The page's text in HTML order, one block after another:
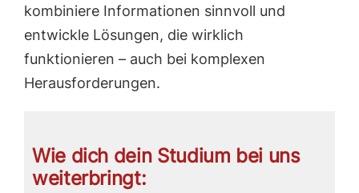
kombiniere Informationen sinnvoll und
entwickle Lösungen, die wirklich
funktionieren – auch bei komplexen
Herausforderungen.
Wie dich dein Studium bei uns
weiterbringt: